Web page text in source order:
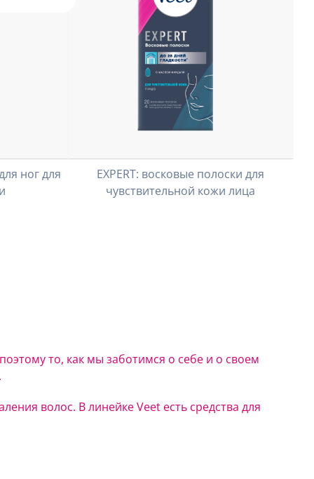
ног для
EXPERT: восковые полоски для
чувствительной кожи лица
то, как мы заботимся о себе и о своем
волос. В линейке Veet есть средства для